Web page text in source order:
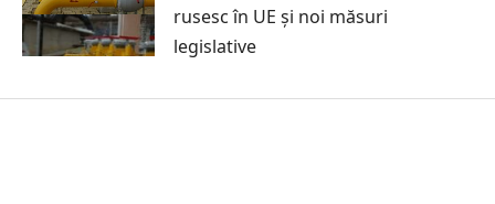
rusesc în UE și noi măsuri
legislative